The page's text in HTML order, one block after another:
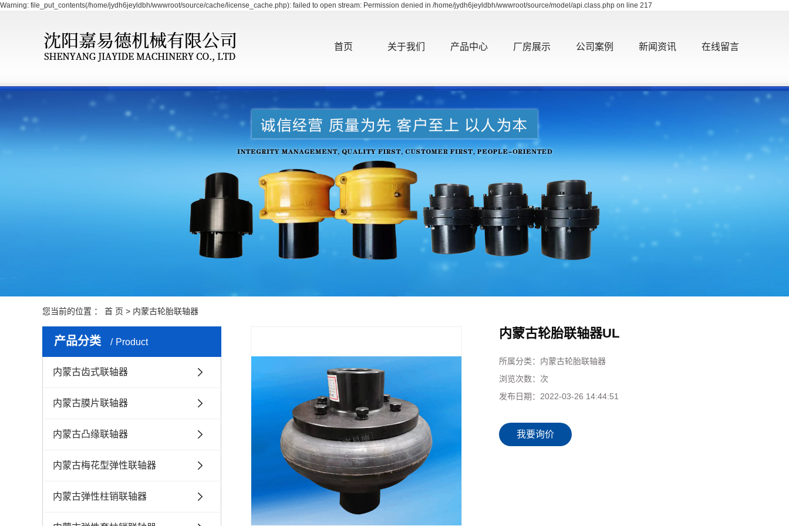
Warning: file_put_contents(/home/jydh6jeyldbh/wwwroot/source/cache/license_cache.php): failed to open stream: Permission denied in /home/jydh6jeyldbh/wwwroot/source/model/api.class.php on line 217
首页 关于我们
资质证书
产品中心
内蒙古膜片联轴器
内蒙古梅花型弹性联轴
器
内蒙古弹性柱销联轴器
内蒙古弹性套柱销联轴
器
内蒙古弹性柱销齿式联
轴器
内蒙古滚子链联轴器
内蒙古轮胎联轴器
内蒙古弹性块联轴器
内蒙古十字轴式万向联
轴器
内蒙古胀套
内蒙古非标订制联轴器
厂房展示 公司案例 新闻资讯
行业动态
在线留言
您当前的位置 ： 首 页 > 内蒙古轮胎联轴器
产品分类 Product
内蒙古齿式联轴器
内蒙古膜片联轴器
内蒙古凸缘联轴器
内蒙古梅花型弹性联轴器
内蒙古弹性柱销联轴器
内蒙古轮胎联轴器UL
所属分类： 内蒙古轮胎联轴器
浏览次数： 次
发布日期： 2022-03-26 14:44:51
我要询价